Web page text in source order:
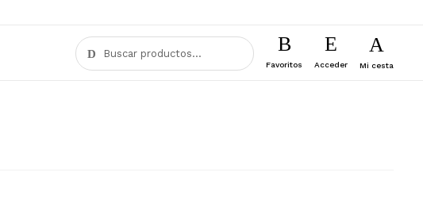
Buscar
por:
Buscar
Favoritos Acceder Mi cesta